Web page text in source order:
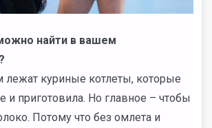
найти в вашем
лежат куриные котлеты, которые
и приготовила. Но главное – чтобы
Потому что без омлета и